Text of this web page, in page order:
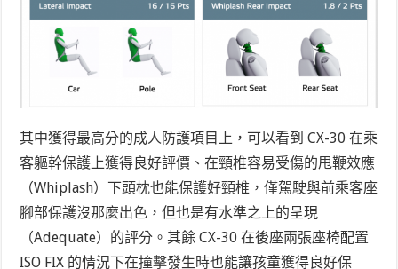
其中獲得最高分的成人防護項目上，可以看到 CX-30 在乘
客軀幹保護上獲得良好評價、在頸椎容易受傷的甩鞭效應
（Whiplash）下頭枕也能保護好頸椎，僅駕駛與前乘客座
腳部保護沒那麼出色，但也是有水準之上的呈現
（Adequate）的評分。其餘 CX-30 在後座兩張座椅配置
ISO FIX 的情況下在撞擊發生時也能讓孩童獲得良好保